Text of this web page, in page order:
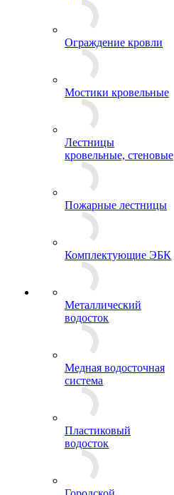
Ограждение кровли
Мостики кровельные
Лестницы
кровельные, стеновые
Пожарные лестницы
Комплектующие ЭБК
Металлический
водосток
Медная водосточная
система
Пластиковый
водосток